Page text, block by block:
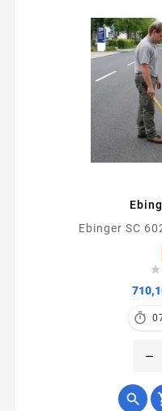
Ebinger SC


remove
